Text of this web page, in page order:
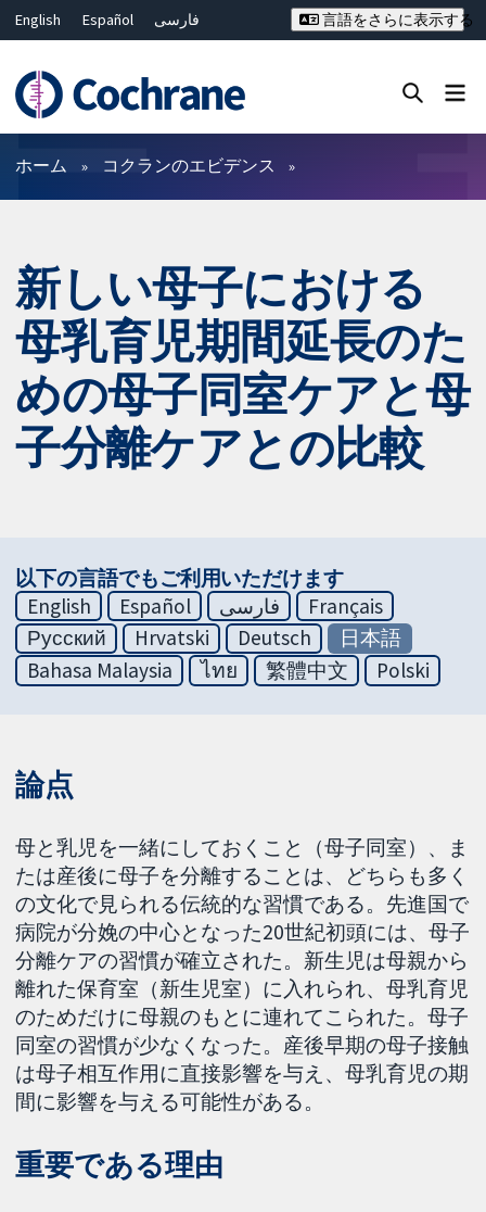
English Español
فارسی
Deutsch
Bahasa Malaysia
ไทย
繁體中文
简体中文
言語をさらに表示する
フィルター
ホーム コクランのエビデンス
新しい母子における
母乳育児期間延長のた
めの母子同室ケアと母
子分離ケアとの比較
以下の言語でもご利用いただけます
English
Español فارسی
Français
Русский
Hrvatski Deutsch
日本語
Bahasa Malaysia
ไทย 繁體中文 Polski
論点
母と乳児を一緒にしておくこと（母子同室）、ま
たは産後に母子を分離することは、どちらも多く
の文化で見られる伝統的な習慣である。先進国で
病院が分娩の中心となった20世紀初頭には、母子
分離ケアの習慣が確立された。新生児は母親から
離れた保育室（新生児室）に入れられ、母乳育児
のためだけに母親のもとに連れてこられた。母子
同室の習慣が少なくなった。産後早期の母子接触
は母子相互作用に直接影響を与え、母乳育児の期
間に影響を与える可能性がある。
重要である理由